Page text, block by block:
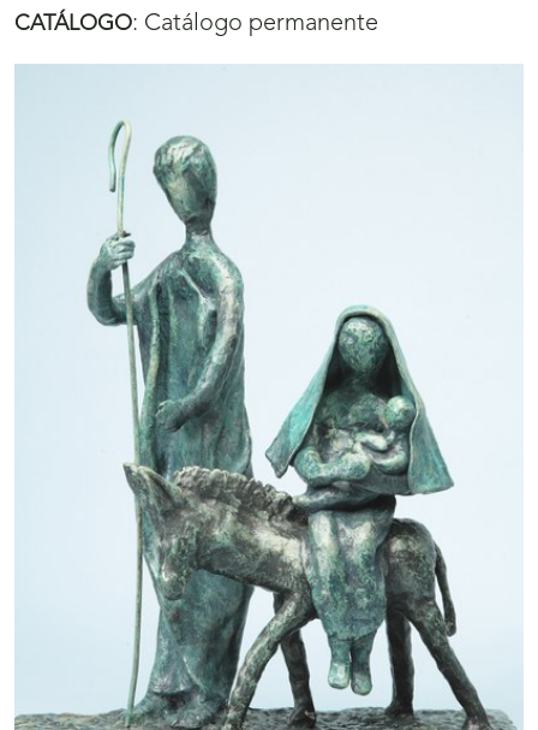
CATÁLOGO: Catálogo permanente